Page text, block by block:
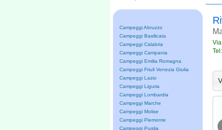
Campeggi Abruzzo
Campeggi Basilicata
Campeggi Calabria
Campeggi Campania
Campeggi Emilia Romagna
Campeggi Friuli Venezia Giulia
Campeggi Lazio
Campeggi Liguria
Campeggi Lombardia
Campeggi Marche
Campeggi Molise
Campeggi Piemonte
Campeggi Puglia
Tel: